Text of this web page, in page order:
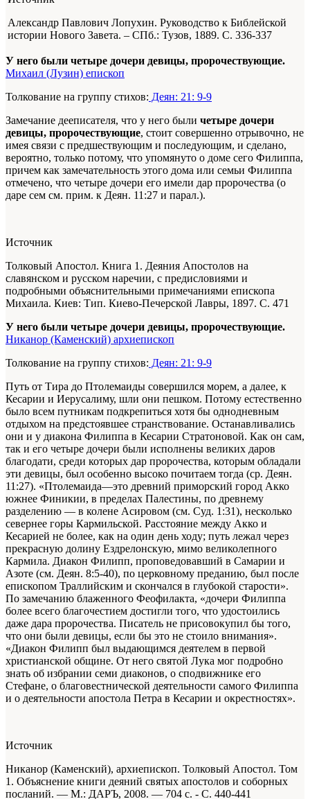
Александр Павлович Лопухин. Руководство к Библейской
истории Нового Завета. – СПб.: Тузов, 1889. С. 336-337
У него были четыре дочери девицы, пророчествующие.
Михаил (Лузин) епископ
Толкование на группу стихов: Деян: 21: 9-9
Замечание дееписателя, что у него были четыре дочери
девицы, пророчествующие, стоит совершенно отрывочно, не
имея связи с предшествующим и последующим, и сделано,
вероятно, только потому, что упомянуто о доме сего Филиппа,
причем как замечательность этого дома или семьи Филиппа
отмечено, что четыре дочери его имели дар пророчества (о
даре сем см. прим. к Деян. 11:27 и парал.).
Источник
Толковый Апостол. Книга 1. Деяния Апостолов на
славянском и русском наречии, с предисловиями и
подробными объяснительными примечаниями епископа
Михаила. Киев: Тип. Киево-Печерской Лавры, 1897. С. 471
У него были четыре дочери девицы, пророчествующие.
Никанор (Каменский) архиепископ
Толкование на группу стихов: Деян: 21: 9-9
Путь от Тира до Птолемаиды совершился морем, а далее, к
Кесарии и Иерусалиму, шли они пешком. Потому естественно
было всем путникам подкрепиться хотя бы однодневным
отдыхом на предстоявшее странствование. Останавливались
они и у диакона Филиппа в Кесарии Стратоновой. Как он сам,
так и его четыре дочери были исполнены великих даров
благодати, среди которых дар пророчества, которым обладали
эти девицы, был особенно высоко почитаем тогда (ср. Деян.
11:27). «Птолемаида—это древний приморский город Акко
южнее Финикии, в пределах Палестины, по древнему
разделению — в колене Асировом (см. Суд. 1:31), несколько
севернее горы Кармильской. Расстояние между Акко и
Кесарией не более, как на один день ходу; путь лежал через
прекрасную долину Ездрелонскую, мимо великолепного
Кармила. Диакон Филипп, проповедовавший в Самарии и
Азоте (см. Деян. 8:5-40), по церковному преданию, был после
епископом Траллийским и скончался в глубокой старости».
По замечанию блаженного Феофилакта, «дочери Филиппа
более всего благочестием достигли того, что удостоились
даже дара пророчества. Писатель не присовокупил бы того,
что они были девицы, если бы это не стоило внимания».
«Диакон Филипп был выдающимся деятелем в первой
христианской общине. От него святой Лука мог подробно
знать об избрании семи диаконов, о сподвижнике его
Стефане, о благовестнической деятельности самого Филиппа
и о деятельности апостола Петра в Кесарии и окрестностях».
Источник
Никанор (Каменский), архиепископ. Толковый Апостол. Том
1. Объяснение книги деяний святых апостолов и соборных
посланий. — М.: ДАРЪ, 2008. — 704 с. - С. 440-441